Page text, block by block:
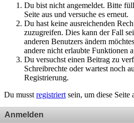
Du bist nicht angemeldet. Bitte
Seite aus und versuche es erneut.
Du hast keine ausreichenden
zuzugreifen. Dies kann der Fall
anderen Benutzers ändern
andere nicht erlaubte Funktionen
Du versuchst einen Beitrag zu
Schreibrechte oder wartest noch
Registrierung.
Du musst registriert sein, um diese Seite
Anmelden